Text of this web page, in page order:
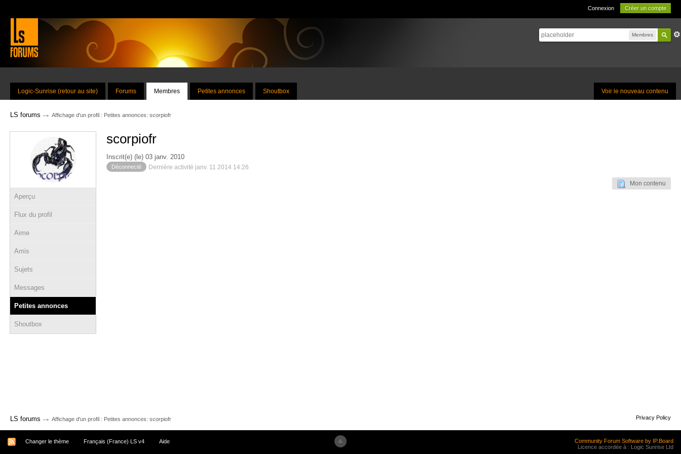
Connexion Créer un compte
Membres
Voir le nouveau contenu
Logic-Sunrise (retour au site) Forums Membres Petites annonces Shoutbox
LS forums → Affichage d'un profil : Petites annonces: scorpiofr
Aperçu
Flux du profil
Aime
Amis
Sujets
Messages
Petites annonces
Shoutbox
scorpiofr
Inscrit(e) (le) 03 janv. 2010
Déconnecté Dernière activité janv. 11 2014 14:26
Mon contenu
LS forums → Affichage d'un profil : Petites annonces: scorpiofr Privacy Policy
Changer le thème Français (France) LS v4 Aide
Community Forum Software by IP.Board
Licence accordée à : Logic Sunrise Ltd